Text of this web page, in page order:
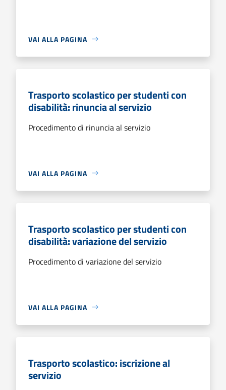
VAI ALLA PAGINA
Trasporto scolastico per studenti con
disabilità: rinuncia al servizio
Procedimento di rinuncia al servizio
VAI ALLA PAGINA
Trasporto scolastico per studenti con
disabilità: variazione del servizio
Procedimento di variazione del servizio
VAI ALLA PAGINA
Trasporto scolastico: iscrizione al
servizio